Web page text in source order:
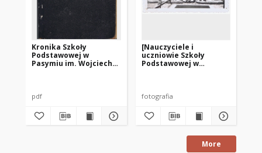
Kronika Szkoły
Podstawowej w
Pasymiu im. Wojciecha
pdf
[Nauczyciele i
uczniowie Szkoły
Podstawowej w
fotografia
More